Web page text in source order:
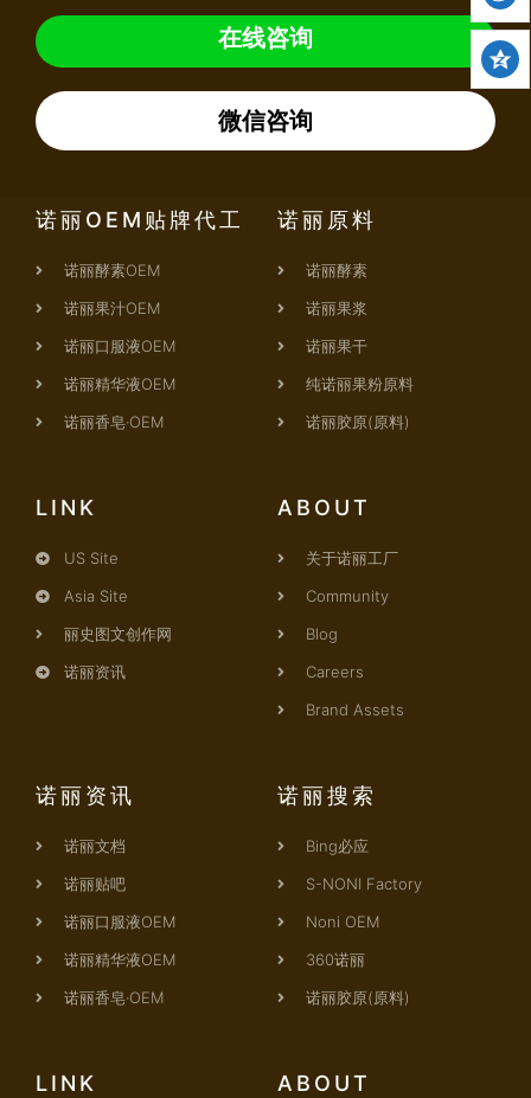
在线咨询
微信咨询
诺丽OEM贴牌代工
诺丽酵素OEM
诺丽果汁OEM
诺丽口服液OEM
诺丽精华液OEM
诺丽香皂·OEM
诺丽原料
诺丽酵素
诺丽果浆
诺丽果干
纯诺丽果粉原料
诺丽胶原(原料)
LINK
US Site
Asia Site
丽史图文创作网
诺丽资讯
ABOUT
关于诺丽工厂
Community
Blog
Careers
Brand Assets
诺丽资讯
诺丽文档
诺丽贴吧
诺丽口服液OEM
诺丽精华液OEM
诺丽香皂·OEM
诺丽搜索
Bing必应
S-NONI Factory
Noni OEM
360诺丽
诺丽胶原(原料)
LINK ABOUT